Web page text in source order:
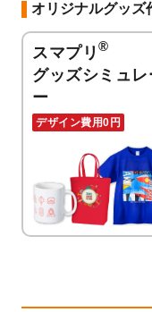
オリジナルグッズ
スマプリ ®
グッズシミュレ
ー
デザイン費用0円